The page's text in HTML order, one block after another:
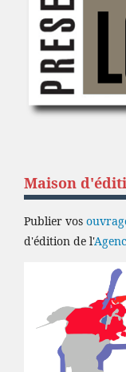
Maison
Publier vos
d'édition de l'